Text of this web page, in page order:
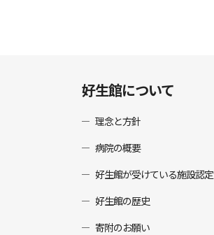
好生館について
理念と方針
病院の概要
好生館が受けている施設認定
好生館の歴史
寄附のお願い